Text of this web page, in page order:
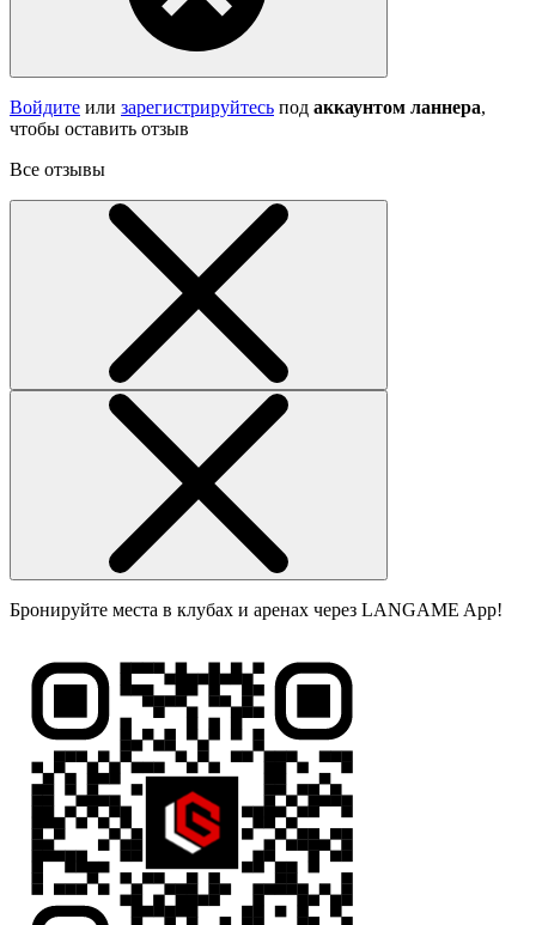
Войдите или зарегистрируйтесь под аккаунтом ланнера,
чтобы оставить отзыв
Все отзывы
Бронируйте места в клубах и аренах через LANGAME App!